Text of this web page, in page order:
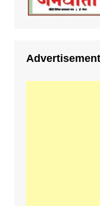
Advertisement